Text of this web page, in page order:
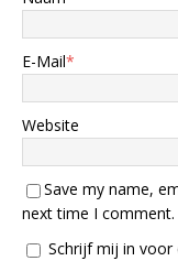
E-Mail*
Website
Save my name,
next time I comment.
Schrijf mij in voor